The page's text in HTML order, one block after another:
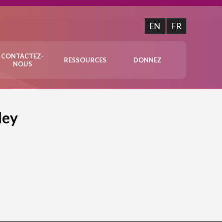
EN FR
CONTACTEZ-
NOUS
RESSOURCES DONNEZ